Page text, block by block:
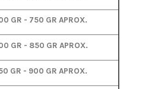
GR - 750 GR APROX.
GR - 850 GR APROX.
GR - 900 GR APROX.